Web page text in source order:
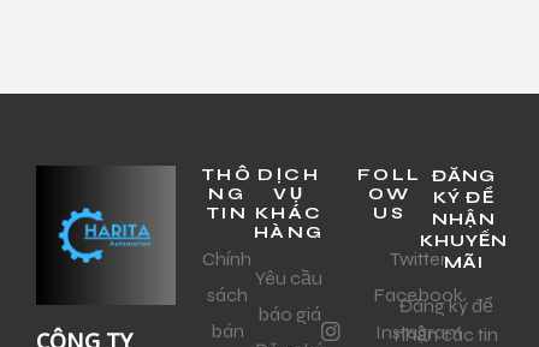
THÔ
NG
TIN
Chính
sách
bán
DỊCH
VỤ
KHÁC
HÀNG
Yêu cầu
báo giá
FOLL
OW
US
Twitter
Facebook
Instagram
ĐĂNG
KÝ ĐỂ
NHẬN
KHUYẾN
MÃI
Đăng ký để
nhận các tin